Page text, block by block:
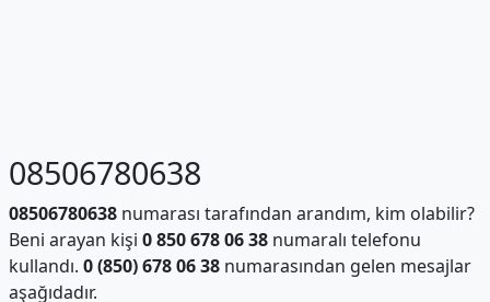
08506780638
08506780638numarası tarafından arandım, kim olabilir?
Beni arayan kişi 0 850 678 06 38numaralı telefonu
kullandı. 0 (850) 678 06 38numarasından gelen mesajlar
aşağıdadır.